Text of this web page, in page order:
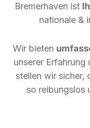
Bremerhaven ist
nationale &
Wir bieten
unserer Erfahrung
stellen wir sicher,
so reibungslos